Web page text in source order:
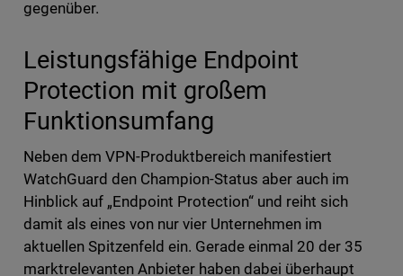
gegenüber.
Leistungsfähige Endpoint
Protection mit großem
Funktionsumfang
Neben dem VPN-Produktbereich manifestiert
WatchGuard den Champion-Status aber auch im
Hinblick auf „Endpoint Protection“ und reiht sich
damit als eines von nur vier Unternehmen im
aktuellen Spitzenfeld ein. Gerade einmal 20 der 35
marktrelevanten Anbieter haben dabei überhaupt